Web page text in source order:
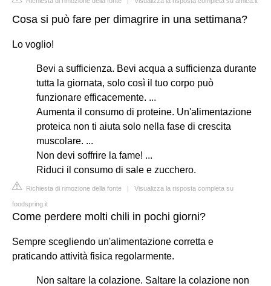
Cosa si può fare per dimagrire in una settimana?
Lo voglio!
Bevi a sufficienza. Bevi acqua a sufficienza durante
tutta la giornata, solo così il tuo corpo può
funzionare efficacemente. ...
Aumenta il consumo di proteine. Un'alimentazione
proteica non ti aiuta solo nella fase di crescita
muscolare. ...
Non devi soffrire la fame! ...
Riduci il consumo di sale e zucchero.
Richiesta di rimozione della fonte | Visualizza la risposta completa su
foodspring.it
Come perdere molti chili in pochi giorni?
Sempre scegliendo un'alimentazione corretta e
praticando attività fisica regolarmente.
Non saltare la colazione. Saltare la colazione non